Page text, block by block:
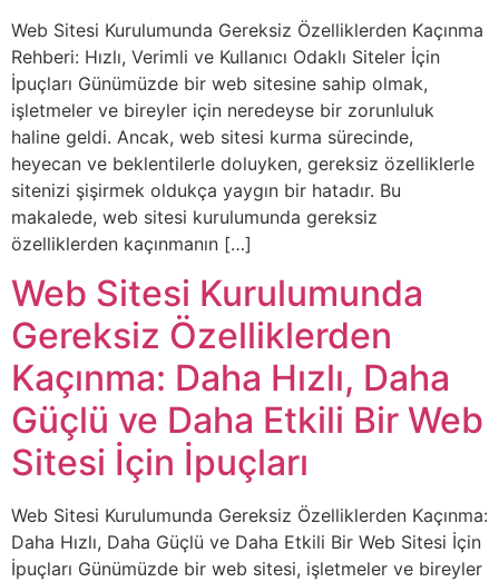
Web Sitesi Kurulumunda Gereksiz Özelliklerden Kaçınma
Rehberi: Hızlı, Verimli ve Kullanıcı Odaklı Siteler İçin
İpuçları Günümüzde bir web sitesine sahip olmak,
işletmeler ve bireyler için neredeyse bir zorunluluk
haline geldi. Ancak, web sitesi kurma sürecinde,
heyecan ve beklentilerle doluyken, gereksiz özelliklerle
sitenizi şişirmek oldukça yaygın bir hatadır. Bu
makalede, web sitesi kurulumunda gereksiz
özelliklerden kaçınmanın […]
Web Sitesi Kurulumunda
Gereksiz Özelliklerden
Kaçınma: Daha Hızlı, Daha
Güçlü ve Daha Etkili Bir Web
Sitesi İçin İpuçları
Web Sitesi Kurulumunda Gereksiz Özelliklerden Kaçınma:
Daha Hızlı, Daha Güçlü ve Daha Etkili Bir Web Sitesi İçin
İpuçları Günümüzde bir web sitesi, işletmeler ve bireyler